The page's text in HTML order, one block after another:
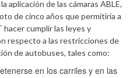
aplicación de las cámaras ABLE,
de cinco años que permitiría a
cumplir las leyes y
respecto a las restricciones de
de autobuses, tales como:
en los carriles y en las